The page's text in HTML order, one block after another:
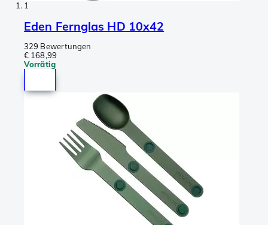
1
Eden Fernglas HD 10x42
329 Bewertungen
€ 168,99
Vorrätig